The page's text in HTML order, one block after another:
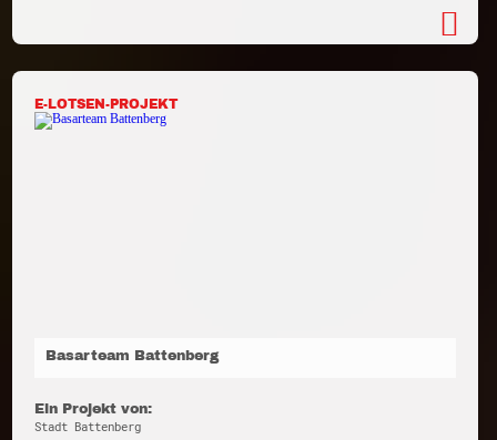
E-LOTSEN-PROJEKT
Basarteam Battenberg
Ein Projekt von:
Stadt Battenberg